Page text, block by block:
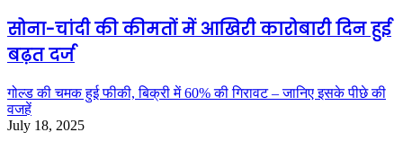
सोना-चांदी की कीमतों में आखिरी कारोबारी दिन हुई
बढ़त दर्ज
गोल्ड की चमक हुई फीकी, बिक्री में 60% की गिरावट – जानिए इसके पीछे की
वजहें
July 18, 2025